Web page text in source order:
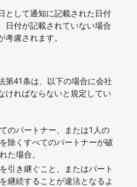
として通知に記載された日付
日付が記載されていない場合
慮されます。
第41条は、以下の場合に会社
ければならないと規定してい
のパートナー、または1人の
除くすべてのパートナーが破
た場合。
引き継ぐこと、またはパート
継続することが違法となるよ